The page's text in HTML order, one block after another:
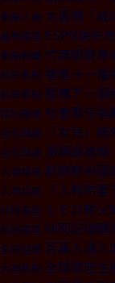
焦點人物 太習慣「
產業風雲 ESPN說在
焦點新聞 竹商銀變
投資焦點 搶進十一檔
投資焦點 壓寶下一個
特別報導 社會責任指
台北耳語 「女兒」
台北耳語 游錫堃高
人物特寫 前微軟中
人物特寫 「人有時
科技風雲 ＬＥＤ教
科技風雲 快閃記憶
全球話題 百萬人湧
大陸焦點 全球首座生